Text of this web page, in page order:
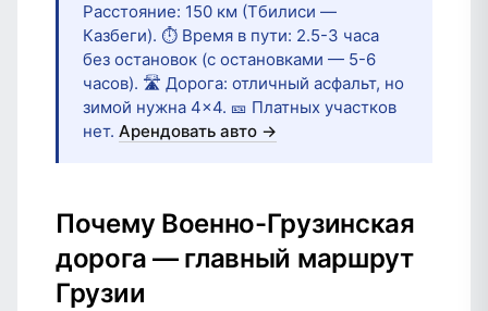
Расстояние: 150 км (Тбилиси —
Казбеги). ⏱️ Время в пути: 2.5-3 часа
без остановок (с остановками — 5-6
часов). 🛣️ Дорога: отличный асфальт, но
зимой нужна 4×4. 🎫 Платных участков
нет. Арендовать авто →
Почему Военно-Грузинская
дорога — главный маршрут
Грузии